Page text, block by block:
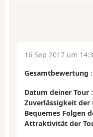
16 Sep 2017 um
Gesamtbewertung :
Datum deiner Tour
Zuverlässigkeit der
Bequemes Folgen
Attraktivität der